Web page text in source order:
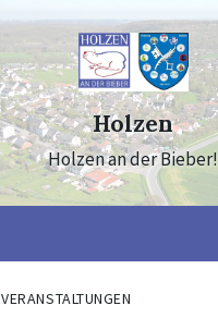
Holzen
Holzen an der Bieber!
VERANSTALTUNGEN